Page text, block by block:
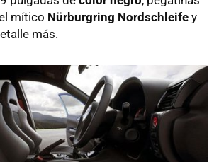
mítico Nürburgring Nordschleife y
más.